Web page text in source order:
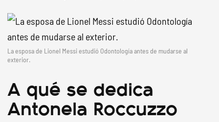
La esposa de Lionel Messi estudió Odontología antes de mudarse al
exterior.
A qué se dedica
Antonela Roccuzzo